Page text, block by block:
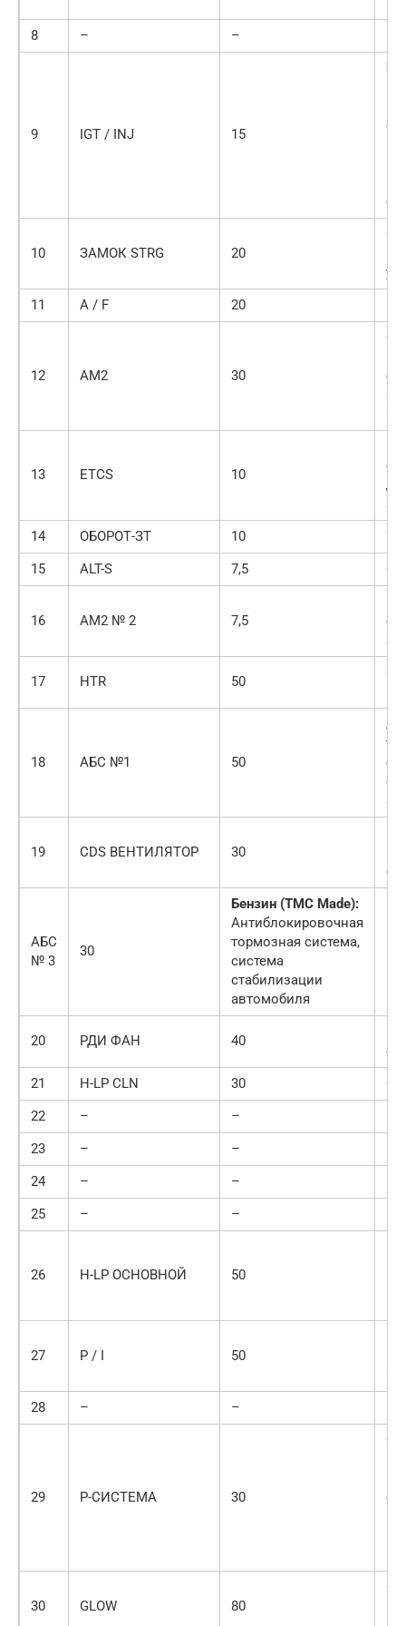
8
– –
9 IGT / INJ 15
10 ЗАМОК STRG 20
11
A / F 20
12 AM2 30
13 ETCS 10
14
ОБОРОТ-ЗТ 10
15
ALT-S 7,5
16 AM2 № 2 7,5
17 HTR 50
18 АБС №1 50
19 CDS ВЕНТИЛЯТОР 30
АБС
№ 3
30
Бензин (TMC Made):
Антиблокировочная
тормозная система,
система
стабилизации
автомобиля
20 РДИ ФАН 40
21
H-LP CLN 30
22
– –
23
– –
24
– –
25
– –
26 H-LP ОСНОВНОЙ 50
27 P / I 50
28
– –
29 P-СИСТЕМА 30
30 GLOW 80